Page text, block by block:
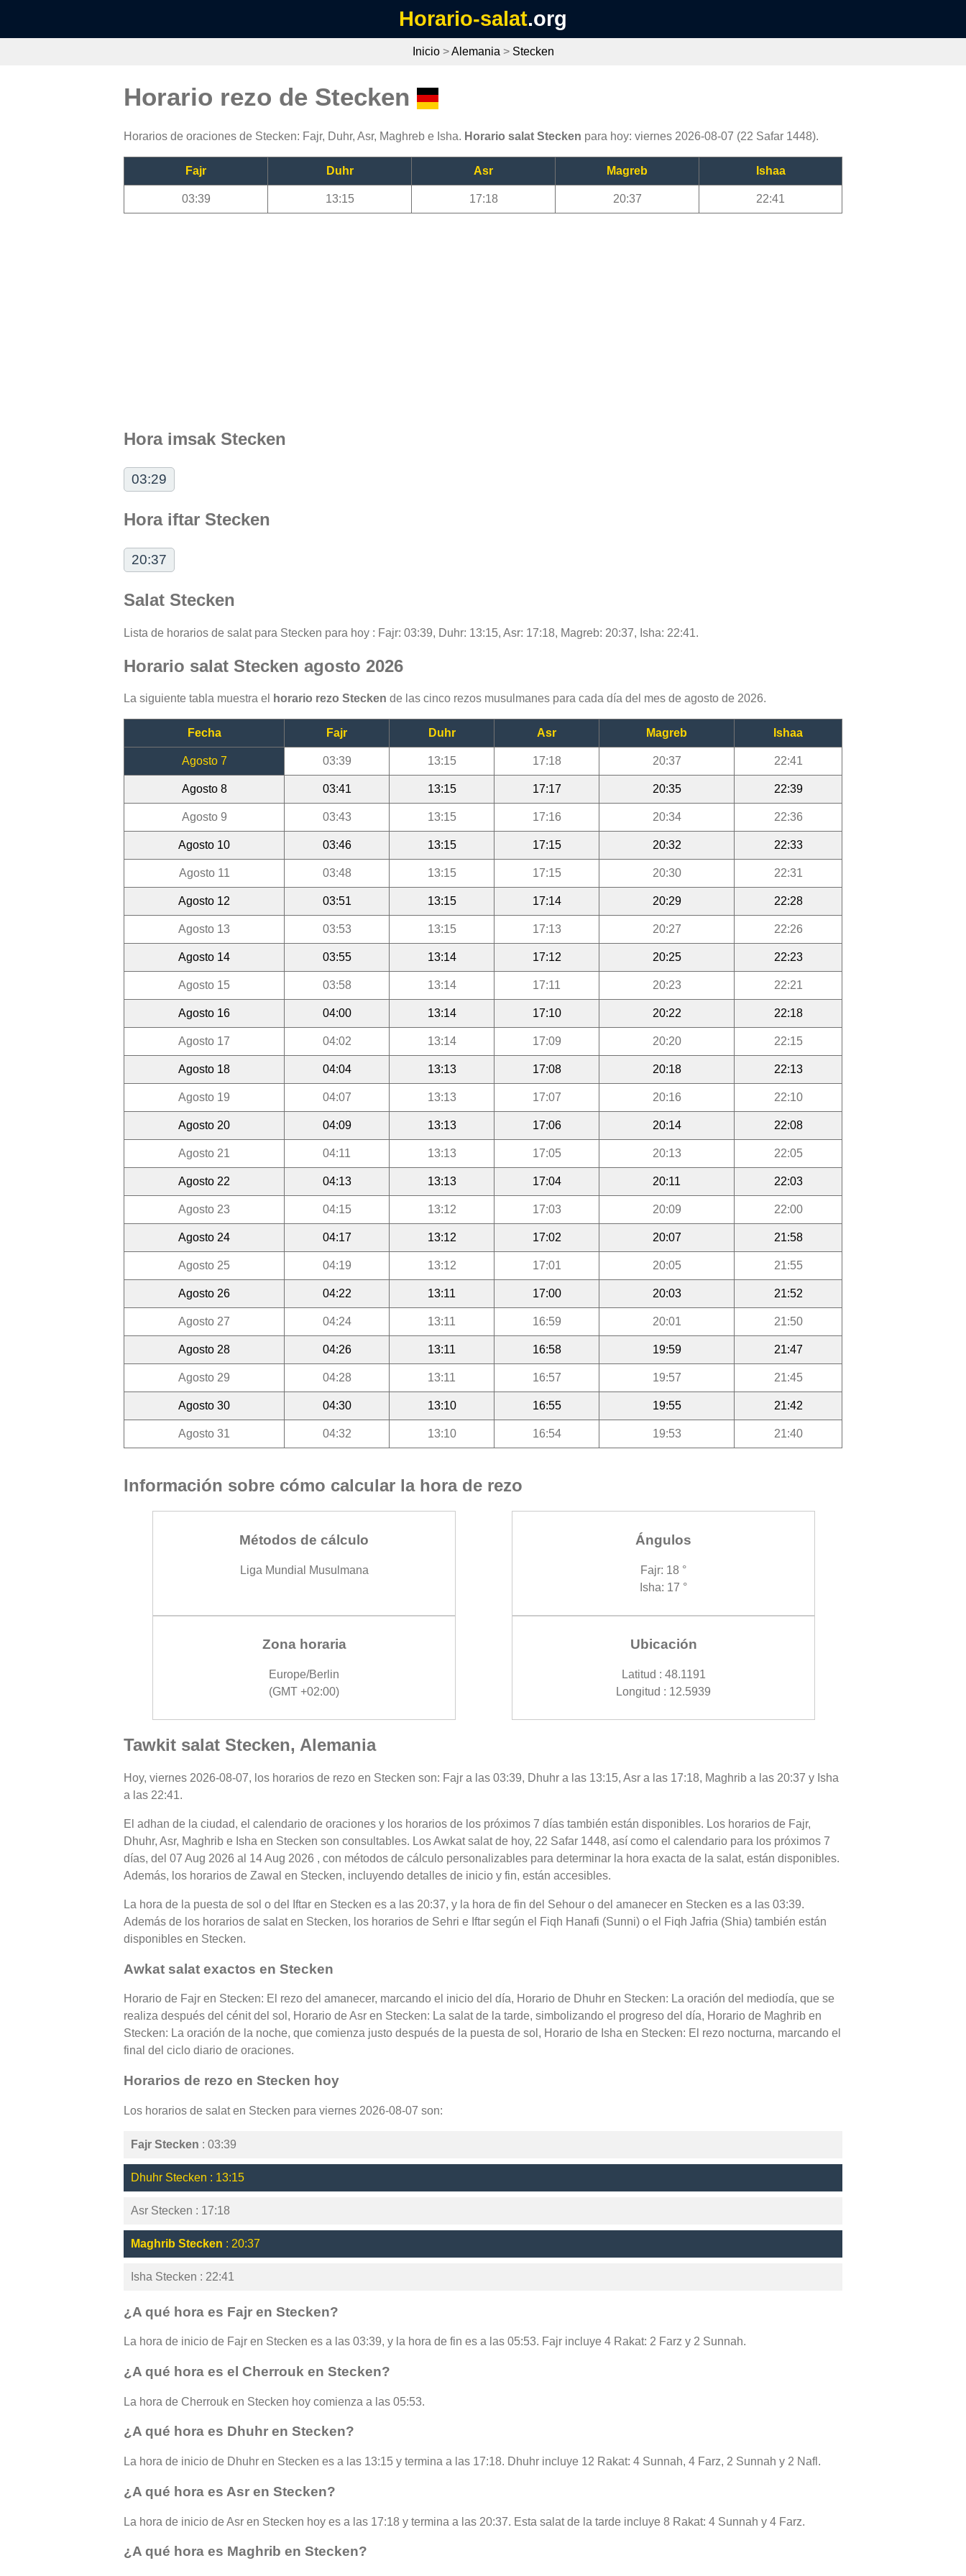
Horario-salat.org
Inicio>Alemania > Stecken
Horario rezo de Stecken
Horarios de oraciones de Stecken: Fajr, Duhr, Asr, Maghreb e Isha. Horario salat Stecken para hoy: viernes 2026-08-07 (22 Safar 1448).
Fajr Duhr Asr Magreb Ishaa
03:39 13:15 17:18 20:37 22:41
Hora imsak Stecken
03:29
Hora iftar Stecken
20:37
Salat Stecken
Lista de horarios de salat para Stecken para hoy : Fajr: 03:39, Duhr: 13:15, Asr: 17:18, Magreb: 20:37, Isha: 22:41.
Horario salat Stecken agosto 2026
La siguiente tabla muestra el horario rezo Stecken de las cinco rezos musulmanes para cada día del mes de agosto de 2026.
Fecha Fajr Duhr Asr Magreb Ishaa
Agosto 7 03:39 13:15 17:18 20:37 22:41
Agosto 8 03:41 13:15 17:17 20:35 22:39
Agosto 9 03:43 13:15 17:16 20:34 22:36
Agosto 10 03:46 13:15 17:15 20:32 22:33
Agosto 11 03:48 13:15 17:15 20:30 22:31
Agosto 12 03:51 13:15 17:14 20:29 22:28
Agosto 13 03:53 13:15 17:13 20:27 22:26
Agosto 14 03:55 13:14 17:12 20:25 22:23
Agosto 15 03:58 13:14 17:11 20:23 22:21
Agosto 16 04:00 13:14 17:10 20:22 22:18
Agosto 17 04:02 13:14 17:09 20:20 22:15
Agosto 18 04:04 13:13 17:08 20:18 22:13
Agosto 19 04:07 13:13 17:07 20:16 22:10
Agosto 20 04:09 13:13 17:06 20:14 22:08
Agosto 21 04:11 13:13 17:05 20:13 22:05
Agosto 22 04:13 13:13 17:04 20:11 22:03
Agosto 23 04:15 13:12 17:03 20:09 22:00
Agosto 24 04:17 13:12 17:02 20:07 21:58
Agosto 25 04:19 13:12 17:01 20:05 21:55
Agosto 26 04:22 13:11 17:00 20:03 21:52
Agosto 27 04:24 13:11 16:59 20:01 21:50
Agosto 28 04:26 13:11 16:58 19:59 21:47
Agosto 29 04:28 13:11 16:57 19:57 21:45
Agosto 30 04:30 13:10 16:55 19:55 21:42
Agosto 31 04:32 13:10 16:54 19:53 21:40
Información sobre cómo calcular la hora de rezo
Métodos de cálculo
Liga Mundial Musulmana
Ángulos
Fajr: 18 °
Isha: 17 °
Zona horaria
Europe/Berlin
(GMT +02:00)
Ubicación
Latitud : 48.1191
Longitud : 12.5939
Tawkit salat Stecken, Alemania
Hoy, viernes 2026-08-07, los horarios de rezo en Stecken son: Fajr a las 03:39, Dhuhr a las 13:15, Asr a las 17:18, Maghrib a las 20:37 y Isha
a las 22:41.
El adhan de la ciudad, el calendario de oraciones y los horarios de los próximos 7 días también están disponibles. Los horarios de Fajr,
Dhuhr, Asr, Maghrib e Isha en Stecken son consultables. Los Awkat salat de hoy, 22 Safar 1448, así como el calendario para los próximos 7
días, del 07 Aug 2026 al 14 Aug 2026 , con métodos de cálculo personalizables para determinar la hora exacta de la salat, están disponibles.
Además, los horarios de Zawal en Stecken, incluyendo detalles de inicio y fin, están accesibles.
La hora de la puesta de sol o del Iftar en Stecken es a las 20:37, y la hora de fin del Sehour o del amanecer en Stecken es a las 03:39.
Además de los horarios de salat en Stecken, los horarios de Sehri e Iftar según el Fiqh Hanafi (Sunni) o el Fiqh Jafria (Shia) también están
disponibles en Stecken.
Awkat salat exactos en Stecken
Horario de Fajr en Stecken: El rezo del amanecer, marcando el inicio del día, Horario de Dhuhr en Stecken: La oración del mediodía, que se
realiza después del cénit del sol, Horario de Asr en Stecken: La salat de la tarde, simbolizando el progreso del día, Horario de Maghrib en
Stecken: La oración de la noche, que comienza justo después de la puesta de sol, Horario de Isha en Stecken: El rezo nocturna, marcando el
final del ciclo diario de oraciones.
Horarios de rezo en Stecken hoy
Los horarios de salat en Stecken para viernes 2026-08-07 son:
Fajr Stecken : 03:39
Dhuhr Stecken : 13:15
Asr Stecken : 17:18
Maghrib Stecken : 20:37
Isha Stecken : 22:41
¿A qué hora es Fajr en Stecken?
La hora de inicio de Fajr en Stecken es a las 03:39, y la hora de fin es a las 05:53. Fajr incluye 4 Rakat: 2 Farz y 2 Sunnah.
¿A qué hora es el Cherrouk en Stecken?
La hora de Cherrouk en Stecken hoy comienza a las 05:53.
¿A qué hora es Dhuhr en Stecken?
La hora de inicio de Dhuhr en Stecken es a las 13:15 y termina a las 17:18. Dhuhr incluye 12 Rakat: 4 Sunnah, 4 Farz, 2 Sunnah y 2 Nafl.
¿A qué hora es Asr en Stecken?
La hora de inicio de Asr en Stecken hoy es a las 17:18 y termina a las 20:37. Esta salat de la tarde incluye 8 Rakat: 4 Sunnah y 4 Farz.
¿A qué hora es Maghrib en Stecken?